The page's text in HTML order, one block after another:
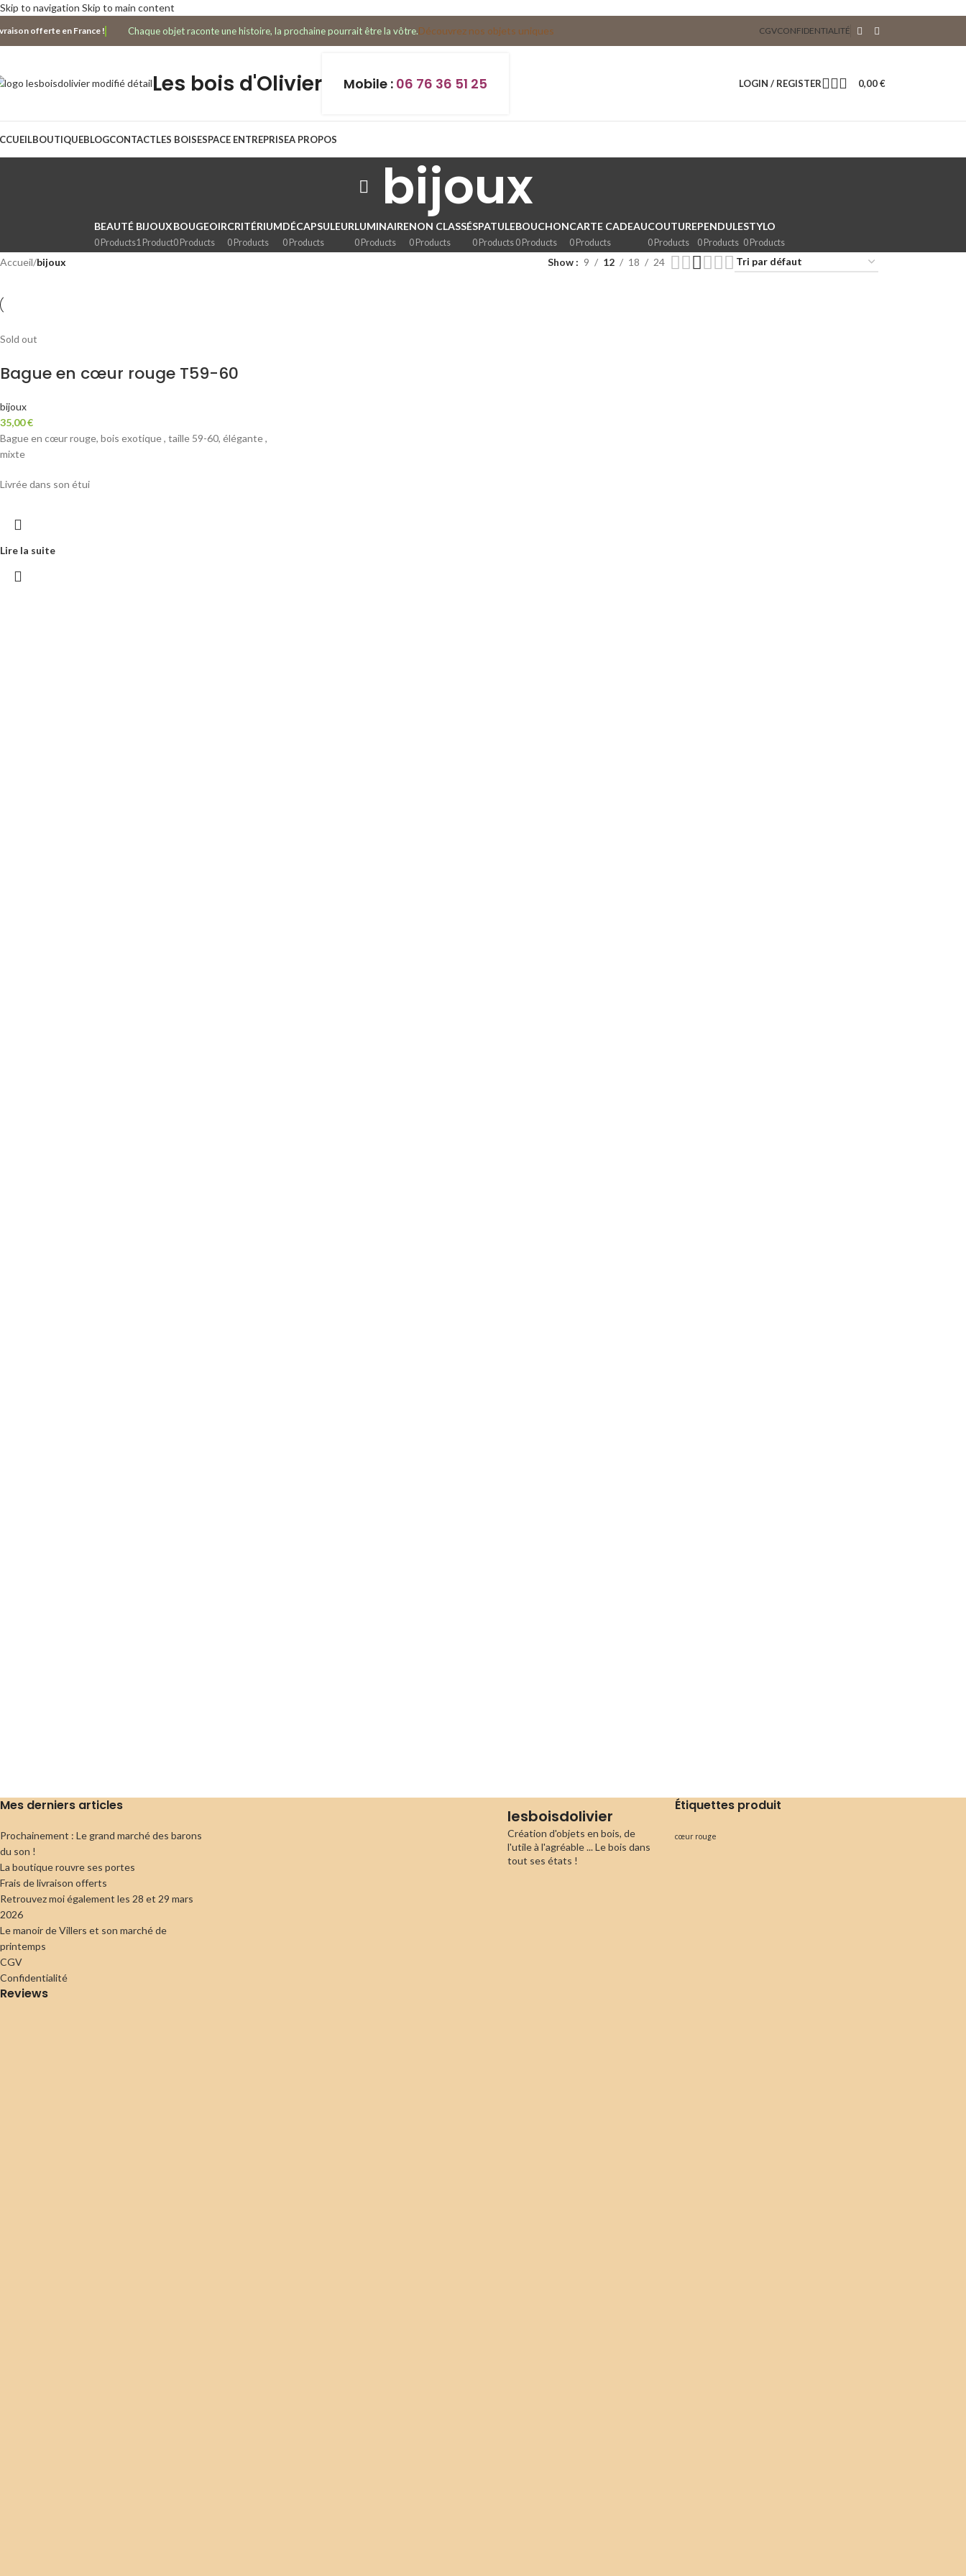
Skip to navigation Skip to main content
offerte en France ! Chaque objet raconte une histoire, la prochaine pourrait être la vôtre.Découvrez nos objets uniques CGVCONFIDENTIALITÉ
Les bois d'Olivier Mobile : 06 76 36 51 25 LOGIN / REGISTER 0,00€
BOUTIQUEBLOGCONTACTLES BOISESPACE ENTREPRISEA PROPOS
bijoux
BEAUTÉ
0 Products
BIJOUX
1 Product
BOUGEOIR
0 Products
CRITÉRIUM
0 Products
DÉCAPSULEUR
0 Products
LUMINAIRE
0 Products
NON CLASSÉ
0 Products
SPATULE
0 Products
BOUCHON
0 Products
CARTE CADEAU
0 Products
COUTURE
0 Products
PENDULE
0 Products
STYLO
0 Products
Accueil/bijoux Show 9 12 18 24
Sold out
Bague en cœur rouge T59-60
bijoux
35,00€
Bague en cœur rouge, bois exotique , taille 59-60, élégante ,
mixte
Livrée dans son étui
Lire la suite
Mes derniers articles
Prochainement : Le grand marché des barons
du son !
La boutique rouvre ses portes
Frais de livraison offerts
Retrouvez moi également les 28 et 29 mars
2026
Le manoir de Villers et son marché de
printemps
CGV
Confidentialité
Reviews
lesboisdolivier
Création d'objets en bois, de
l'utile à l'agréable ...Le bois dans
tout ses états !
Étiquettes produit
cœur rouge